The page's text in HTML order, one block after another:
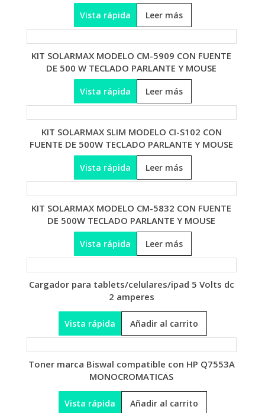
Leer más
Vista rápida
KIT SOLARMAX MODELO CM-5909 CON FUENTE
DE 500 W TECLADO PARLANTE Y MOUSE
Leer más
Vista rápida
KIT SOLARMAX SLIM MODELO CI-S102 CON
FUENTE DE 500W TECLADO PARLANTE Y MOUSE
Leer más
Vista rápida
KIT SOLARMAX MODELO CM-5832 CON FUENTE
DE 500W TECLADO PARLANTE Y MOUSE
Leer más
Vista rápida
Cargador para tablets/celulares/ipad 5 Volts dc
2 amperes
Añadir al carrito
Vista rápida
Toner marca Biswal compatible con HP Q7553A
MONOCROMATICAS
Añadir al carrito
Vista rápida